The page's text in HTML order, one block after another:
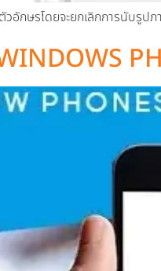
อักษรโดยจะยกเลิกการนับ